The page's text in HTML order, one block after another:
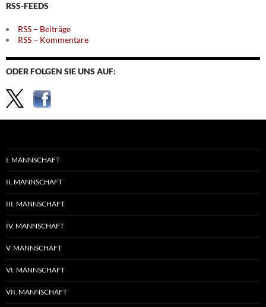
RSS-FEEDS
RSS – Beiträge
RSS – Kommentare
ODER FOLGEN SIE UNS AUF:
I. MANNSCHAFT
II. MANNSCHAFT
III. MANNSCHAFT
IV. MANNSCHAFT
V. MANNSCHAFT
VI. MANNSCHAFT
VII. MANNSCHAFT